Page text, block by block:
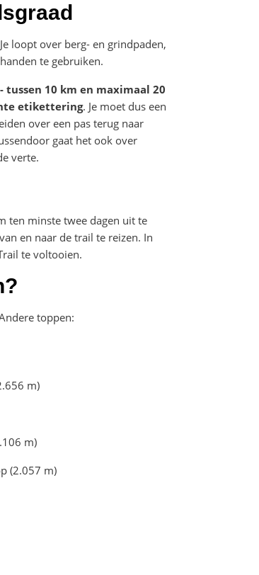
loopt over berg- en grindpaden,
te gebruiken.
tussen 10 km en maximaal 20
etikettering. Je moet dus een
over een pas terug naar
gaat het ook over
verte.
ten minste twee dagen uit te
en naar de trail te reizen. In
te voltooien.
toppen:
m)
m)
(2.057 m)